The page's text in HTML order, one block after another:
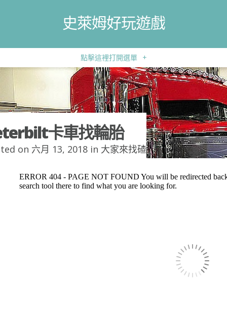
史萊姆好玩遊戲
點擊這裡打開選單 +
卡車找輪胎
on 六月 13, 2018 in 大家來找碴